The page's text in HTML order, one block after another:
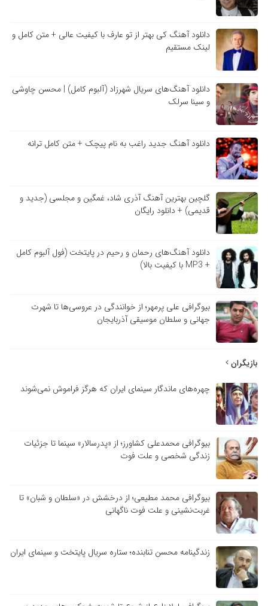
دانلود آهنگ کی بهتر از تو عارف با کیفیت عالی + متن کامل و
لینک مستقیم
دانلود آهنگ‌های سریال شهرزاد (آلبوم کامل) | محسن چاوشی
و سینا سرلک
دانلود آهنگ جدید راغب به نام پیچک + متن کامل ترانه
گلچین بهترین آهنگ آذری شاد، غمگین و مجلسی (جدید و
قدیمی) + دانلود رایگان
دانلود آهنگ‌های رحمان و رحیم در پایتخت (فول آلبوم کامل
+ MP3 با کیفیت بالا)
بیوگرافی علی پرمهر؛ از خوانندگی در عروسی‌ها تا شهرت
جهانی و سلطان موسیقی آذربایجان
بازیگران
چهره‌های ماندگار سینمای ایران که هرگز فراموش نمی‌شوند
بیوگرافی محمدعلی کشاورز؛ از «پدرسالار» سینما تا جزئیات
زندگی شخصی و علت فوت
بیوگرافی محمد مطیعی؛ از درخشش در «سلطان و شبان» تا
غربت‌نشینی و علت فوت ناگهانی
زندگینامه محسن تنابنده؛ ستاره سریال پایتخت و سینمای ایران